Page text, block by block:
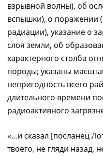
взрывной волны), об
вспышки), о поражении
радиации), указание о
слоя земли, об
характерного столба
породы; указаны
непригодность всего
длительного времени
радиоактивного
«…и сказал [посланец
твоего, не гляди назад,